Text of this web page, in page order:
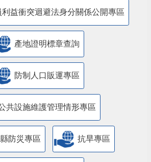
益衝突迴避法身分關係公開專區
產地證明標章查詢
防制人口販運專區
共設施維護管理情形專區
防災專區 抗旱專區